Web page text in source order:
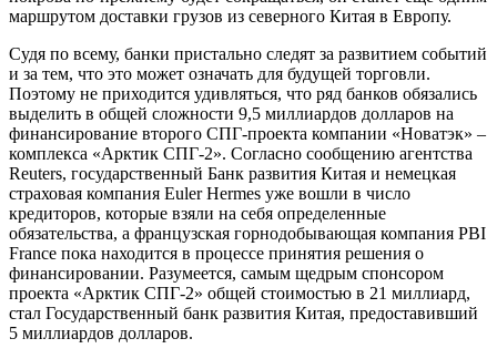
маршрутом доставки грузов из северного Китая в Европу.
Судя по всему, банки пристально следят за развитием событий
и за тем, что это может означать для будущей торговли.
Поэтому не приходится удивляться, что ряд банков обязались
выделить в общей сложности 9,5 миллиардов долларов на
финансирование второго СПГ-проекта компании «Новатэк» –
комплекса «Арктик СПГ-2». Согласно сообщению агентства
Reuters, государственный Банк развития Китая и немецкая
страховая компания Euler Hermes уже вошли в число
кредиторов, которые взяли на себя определенные
обязательства, а французская горнодобывающая компания PBI
France пока находится в процессе принятия решения о
финансировании. Разумеется, самым щедрым спонсором
проекта «Арктик СПГ-2» общей стоимостью в 21 миллиард,
стал Государственный банк развития Китая, предоставивший
5 миллиардов долларов.